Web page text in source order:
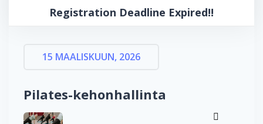
Registration Deadline Expired!!
15 MAALISKUUN, 2026
Pilates-kehonhallinta